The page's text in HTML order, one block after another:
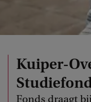
Kuiper-
Fonds draagt